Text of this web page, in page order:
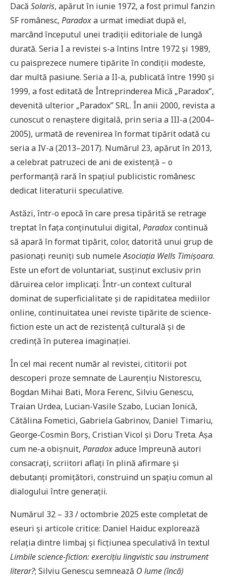
Dacă Solaris, apărut în iunie 1972, a fost primul fanzin
SF românesc, Paradoxa urmat imediat după el,
marcând începutul unei tradiții editoriale de lungă
durată. Seria I a revistei s-a întins între 1972 și 1989,
cu paisprezece numere tipărite în condiții modeste,
dar multă pasiune. Seria a II-a, publicată între 1990 și
1999, a fost editată de Întreprinderea Mică „Paradox”,
devenită ulterior „Paradox” SRL. În anii 2000, revista a
cunoscut o renaștere digitală, prin seria a III-a (2004–
2005), urmată de revenirea în format tipărit odată cu
seria a IV-a (2013–2017). Numărul 23, apărut în 2013,
a celebrat patruzeci de ani de existență – o
performanță rară în spațiul publicistic românesc
dedicat literaturii speculative.
Astăzi, într-o epocă în care presa tipărită se retrage
treptat în fața conținutului digital, Paradoxcontinuă
să apară în format tipărit, color, datorită unui grup de
pasionați reuniți sub numeleAsociația Wells Timișoara.
Este un efort de voluntariat, susținut exclusiv prin
dăruirea celor implicați. Într-un context cultural
dominat de superficialitate și de rapiditatea mediilor
online, continuitatea unei reviste tipărite de science-
fiction este un act de rezistență culturală și de
credință în puterea imaginației.
În cel mai recent număr al revistei, cititorii pot
descoperi proze semnate de Laurențiu Nistorescu,
Bogdan Mihai Bati, Mora Ferenc, Silviu Genescu,
Traian Urdea, Lucian-Vasile Szabo, Lucian Ionică,
Cătălina Fometici, Gabriela Gabrinov, Daniel Timariu,
George-Cosmin Borș, Cristian Vicol și Doru Treta. Așa
cum ne-a obișnuit, Paradoxaduce împreună autori
consacrați, scriitori aflați în plină afirmare și
debutanți promițători, construind un spațiu comun al
dialogului între generații.
Numărul 32 – 33 / octombrie 2025 este completat de
eseuri și articole critice: Daniel Haiduc explorează
relația dintre limbaj și ficțiunea speculativă în textul
Limbile science-fiction: exercițiu lingvistic sau instrument
literar?; Silviu Genescu semnează O lume (încă)